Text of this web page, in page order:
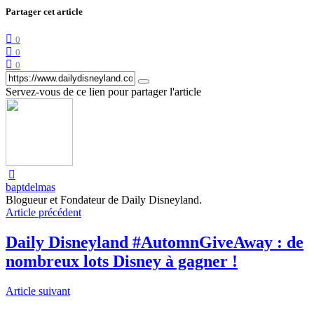
Partager cet article
0
0
0
Servez-vous de ce lien pour partager l'article
baptdelmas
Blogueur et Fondateur de Daily Disneyland.
Article précédent
Daily Disneyland #AutomnGiveAway : de
nombreux lots Disney à gagner !
Article suivant